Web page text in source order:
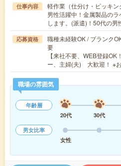
仕事内容
軽作業（仕分け・ピッキン
男性活躍中！金属製品の
します。(派遣)！50代の
応募資格
職種未経験OK / ブランク
要
【来社不要、WEB登録
ー、主婦(夫) 大歓迎！ ※
職場の雰囲気
年齢層
20代
30代
男女比率
女性